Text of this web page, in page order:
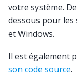
votre système.
dessous pour les
et Windows.
Il est également
son code source.